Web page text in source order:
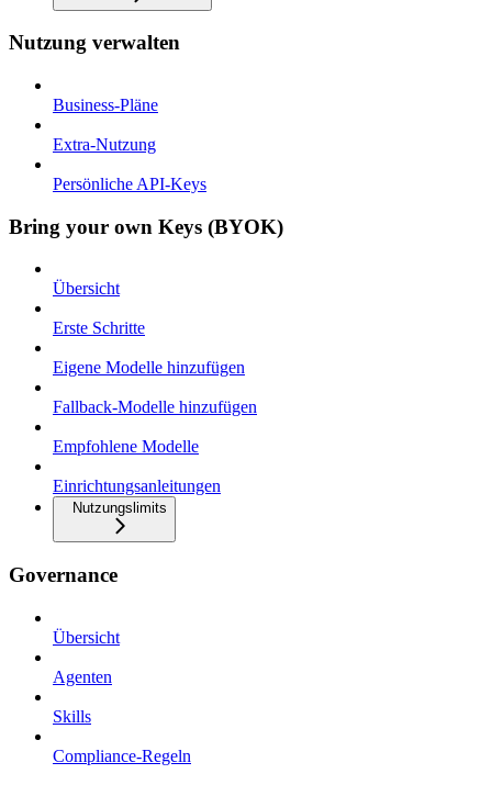
Nutzung verwalten
Business-Pläne
Extra-Nutzung
Persönliche API-Keys
Bring your own Keys (BYOK)
Übersicht
Erste Schritte
Eigene Modelle hinzufügen
Fallback-Modelle hinzufügen
Empfohlene Modelle
Einrichtungsanleitungen
Nutzungslimits
Governance
Übersicht
Agenten
Skills
Compliance-Regeln